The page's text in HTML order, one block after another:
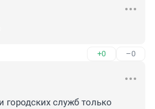
+0 –0
городских служб только